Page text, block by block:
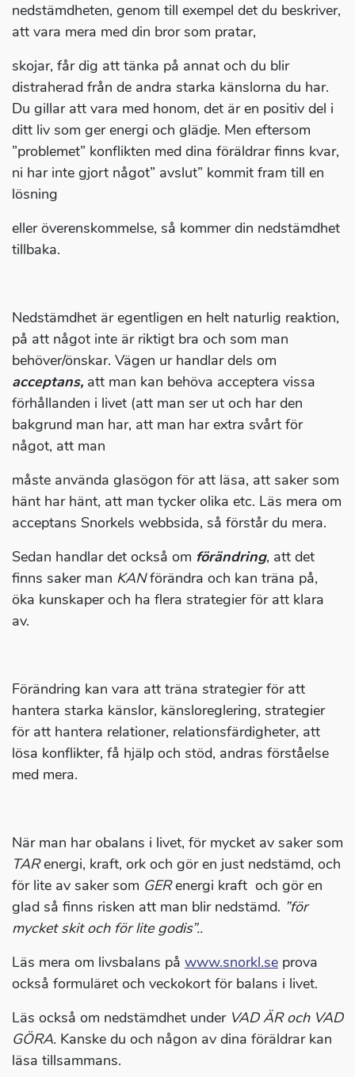
nedstämdheten, genom till exempel det du beskriver,
att vara mera med din bror som pratar,
skojar, får dig att tänka på annat och du blir
distraherad från de andra starka känslorna du har.
Du gillar att vara med honom, det är en positiv del i
ditt liv som ger energi och glädje. Men eftersom
”problemet” konflikten med dina föräldrar finns kvar,
ni har inte gjort något” avslut” kommit fram till en
lösning
eller överenskommelse, så kommer din nedstämdhet
tillbaka.
Nedstämdhet är egentligen en helt naturlig reaktion,
på att något inte är riktigt bra och som man
behöver/önskar. Vägen ur handlar dels om
acceptans, att man kan behöva acceptera vissa
förhållanden i livet (att man ser ut och har den
bakgrund man har, att man har extra svårt för
något, att man
måste använda glasögon för att läsa, att saker som
hänt har hänt, att man tycker olika etc. Läs mera om
acceptans Snorkels webbsida, så förstår du mera.
Sedan handlar det också om förändring, att det
finns saker man KANförändra och kan träna på,
öka kunskaper och ha flera strategier för att klara
av.
Förändring kan vara att träna strategier för att
hantera starka känslor, känsloreglering, strategier
för att hantera relationer, relationsfärdigheter, att
lösa konflikter, få hjälp och stöd, andras förståelse
med mera.
När man har obalans i livet, för mycket av saker som
TARenergi, kraft, ork och gör en just nedstämd, och
för lite av saker som GERenergi kraft och gör en
glad så finns risken att man blir nedstämd. ”för
mycket skit och för lite godis”..
Läs mera om livsbalans på www.snorkl.se prova
också formuläret och veckokort för balans i livet.
Läs också om nedstämdhet under VAD ÄR och VAD
GÖRA. Kanske du och någon av dina föräldrar kan
läsa tillsammans.